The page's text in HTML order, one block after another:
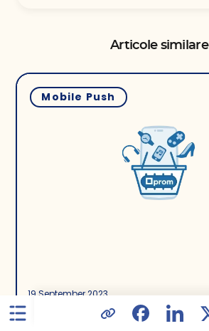
Articole similare
Mobile Push
19 September 2023
Marketing de retenție